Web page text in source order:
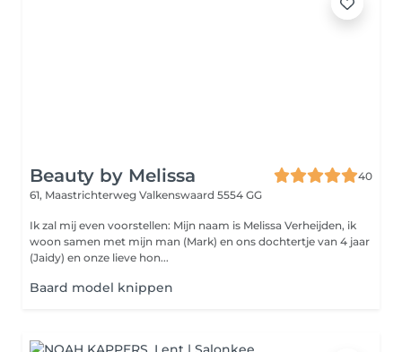
Beauty by Melissa
40
61, Maastrichterweg Valkenswaard 5554 GG
Ik zal mij even voorstellen: Mijn naam is Melissa Verheijden, ik
woon samen met mijn man (Mark) en ons dochtertje van 4 jaar
(Jaidy) en onze lieve hon...
Baard model knippen